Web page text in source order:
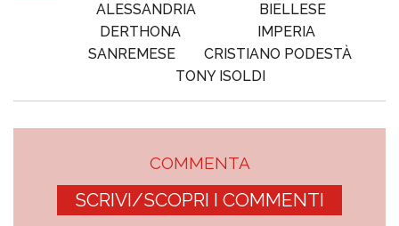
ALESSANDRIA
BIELLESE
DERTHONA
IMPERIA
SANREMESE
CRISTIANO PODESTÀ
TONY ISOLDI
COMMENTA
SCRIVI/SCOPRI I COMMENTI